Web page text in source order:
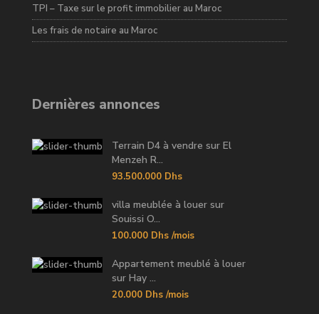
TPI – Taxe sur le profit immobilier au Maroc
Les frais de notaire au Maroc
Dernières annonces
Terrain D4 à vendre sur El
Menzeh R...
93.500.000 Dhs
villa meublée à louer sur
Souissi O...
100.000 Dhs /mois
Appartement meublé à louer
sur Hay ...
20.000 Dhs /mois